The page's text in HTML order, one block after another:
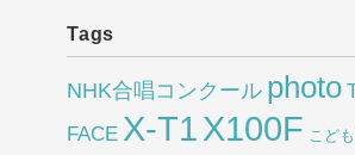
Tags
NHK合唱コンクール photo
FACE X-T1X100F こど